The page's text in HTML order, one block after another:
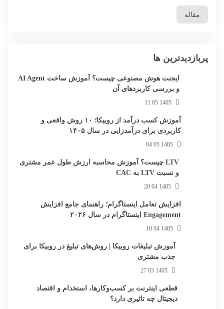
مقاله
پربازدیدترین ها
ایجنت هوش مصنوعی چیست؟ آموزش ساخت AI Agent
و بررسی کاربردهای آن
1405 05 11
آموزش کسب درآمد از روبیکا؛ ۱۰ روش واقعی و
کاربردی برای درآمدزایی در سال ۱۴۰۵
1405 05 04
LTV چیست؟ آموزش محاسبه ارزش طول عمر مشتری
و نسبت LTV به CAC
1405 04 20
افزایش تعامل اینستاگرام؛ راهنمای جامع افزایش
Engagement اینستاگرام در سال ۲۰۲۶
1405 04 10
آموزش تبلیغات روبیکا | روش‌های تبلیغ در روبیکا برای
جذب مشتری
1405 03 27
قطعی اینترنت بر کسب‌وکارها، استخدام و اقتصاد
دیجیتال چه تاثیری دارد؟